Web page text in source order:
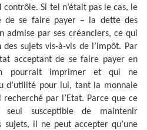
contrôle. Si tel n’était pas le cas, le
de se faire payer – la dette des
admise par ses créanciers, ce qui
sujets vis-à-vis de l’impôt. Par
acceptant de se faire payer en
pourrait imprimer et qui ne
d’utilité pour lui, tant la monnaie
recherché par l’Etat. Parce que ce
seul susceptible de maintenir
sujets, il ne peut accepter qu’une